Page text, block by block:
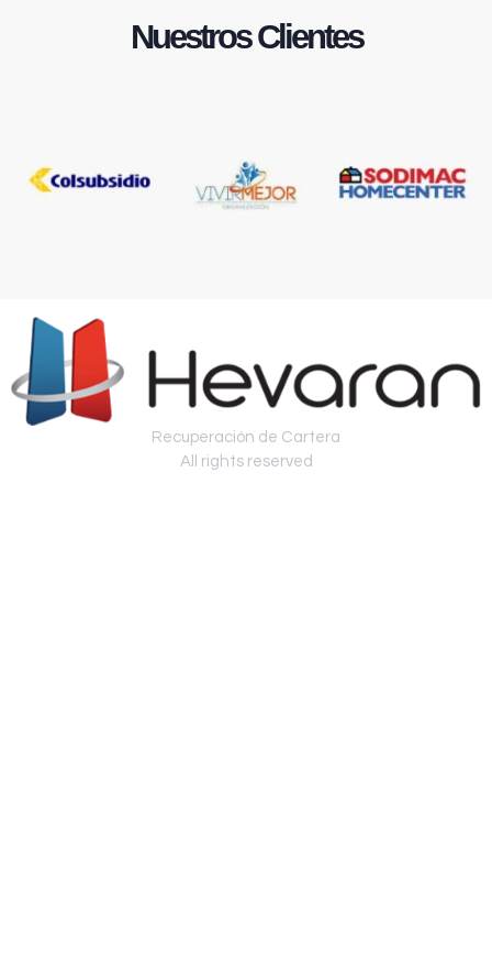
Nuestros Clientes
Recuperación de Cartera
All rights reserved